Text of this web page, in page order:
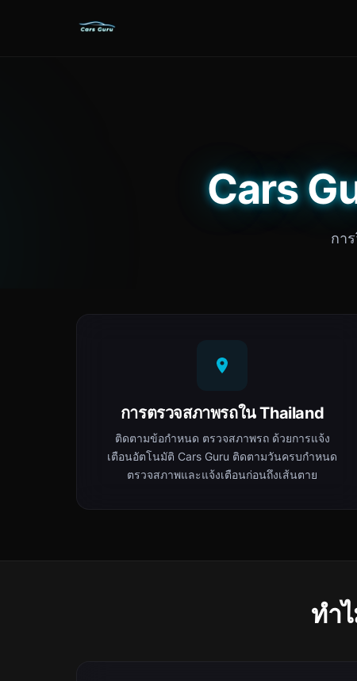
Cars
กา
การตรวจสภาพรถใน Thailand
ติดตามข้อกำหนด ตรวจสภาพรถ ด้วยการแจ้ง
เตือนอัตโนมัติ Cars Guru ติดตามวันครบกำหนด
ตรวจสภาพและแจ้งเตือนก่อนถึงเส้นตาย
ทำ